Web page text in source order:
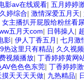
影av在线观看| 五月婷婷
婷综合| 激情深爱五月天|
女主播扒开屁股给粉丝看
五月天com| 日韩操人 |
影| 伊人丁香五月 | 七月激
热这里只有精品| 久久视
视频播放| 丁香婷婷黄网
AV色色色东莞| 丁香婷婷
摸天天天天做| 九热精品|